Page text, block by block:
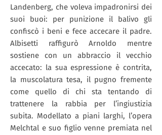
Landenberg, che voleva impadronirsi dei
suoi buoi: per punizione il balivo gli
confiscò i beni e fece accecare il padre.
Albisetti raffigurò Arnoldo mentre
sostiene con un abbraccio il vecchio
accecato: la sua espressione è contrita,
la muscolatura tesa, il pugno fremente
come quello di chi sta tentando di
trattenere la rabbia per l’ingiustizia
subita. Modellato a piani larghi, l’opera
Melchtal e suo figlio venne premiata nel